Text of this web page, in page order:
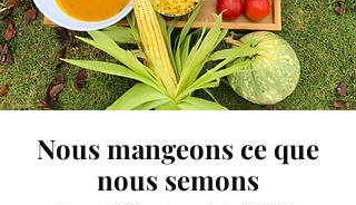
Nous mangeons ce que
nous semons